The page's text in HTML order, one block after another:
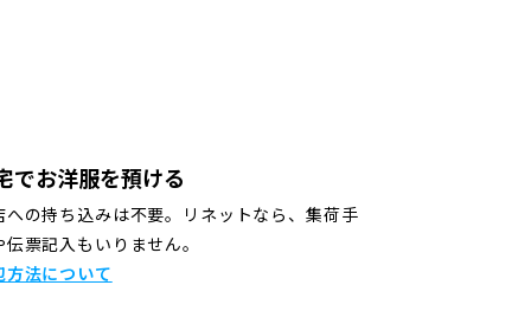
でお洋服を預ける
への持ち込みは不要。リネットなら、集荷手
伝票記入もいりません。
方法について